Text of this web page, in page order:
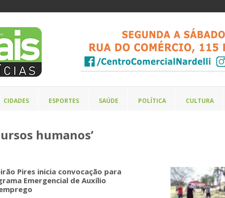
CIDADES ESPORTES SAÚDE POLÍTICA CULTURA
humanos’
Pires inicia convocação para
Emergencial de Auxílio